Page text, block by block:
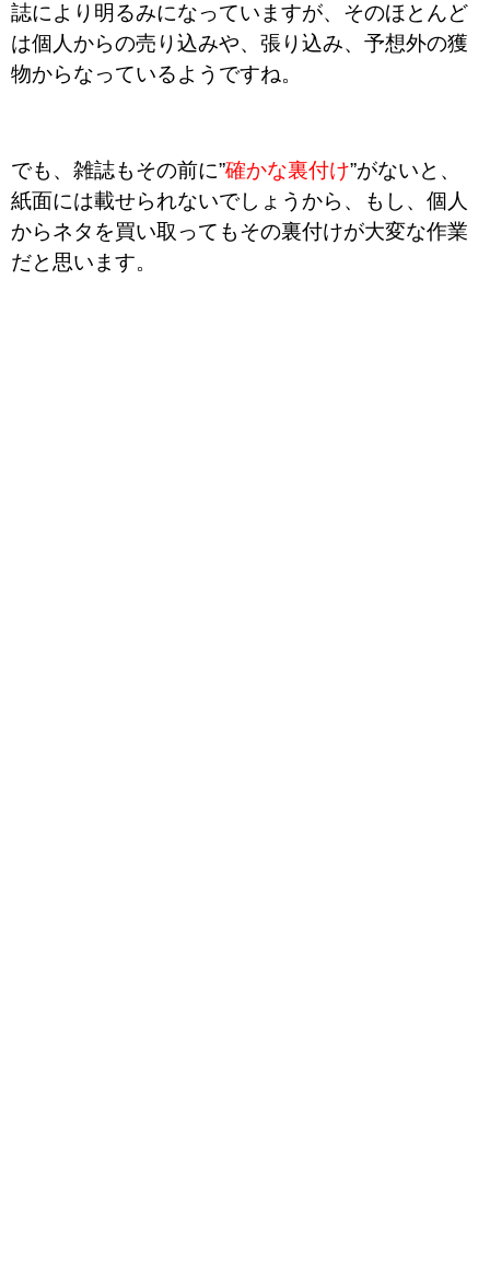
誌により明るみになっていますが、そのほとんど
は個人からの売り込みや、張り込み、予想外の獲
物からなっているようですね。
でも、雑誌もその前に”確かな裏付け”がないと 、
紙面には載せられないでしょうから、もし、個人
からネタを買い取ってもその裏付けが大変な作業
だと思います。